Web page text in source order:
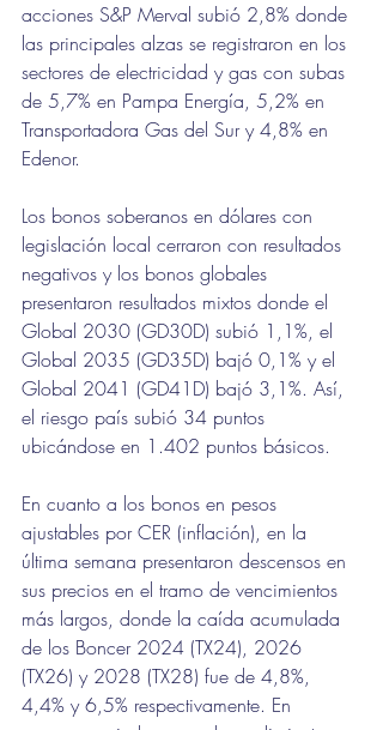
acciones S&P Merval subió 2,8% donde
las principales alzas se registraron en los
sectores de electricidad y gas con subas
de 5,7% en Pampa Energía, 5,2% en
Transportadora Gas del Sur y 4,8% en
Edenor.
Los bonos soberanos en dólares con
legislación local cerraron con resultados
negativos y los bonos globales
presentaron resultados mixtos donde el
Global 2030 (GD30D) subió 1,1%, el
Global 2035 (GD35D) bajó 0,1% y el
Global 2041 (GD41D) bajó 3,1%. Así,
el riesgo país subió 34 puntos
ubicándose en 1.402 puntos básicos.
En cuanto a los bonos en pesos
ajustables por CER (inflación), en la
última semana presentaron descensos en
sus precios en el tramo de vencimientos
más largos, donde la caída acumulada
de los Boncer 2024 (TX24), 2026
(TX26) y 2028 (TX28) fue de 4,8%,
4,4% y 6,5% respectivamente. En